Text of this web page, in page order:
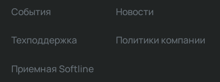
События Новости
Техподдержка Политики компании
Приемная Softline